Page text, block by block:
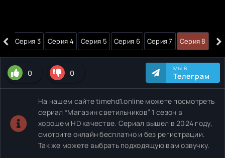
‹
2 Серия 3 Серия 4 Серия 5 Серия 6 Серия 7 Серия 8 ›
0 0 МЫ В
Телеграм
На нашем сайте timehd1.online можете посмотреть
сериал “Магазин светильников” 1 сезон в
хорошем HD качестве. Сериал вышел в 2024 году,
смотрите онлайн бесплатно и без регистрации.
Так же можете выбрать подходящую вам озвучку.